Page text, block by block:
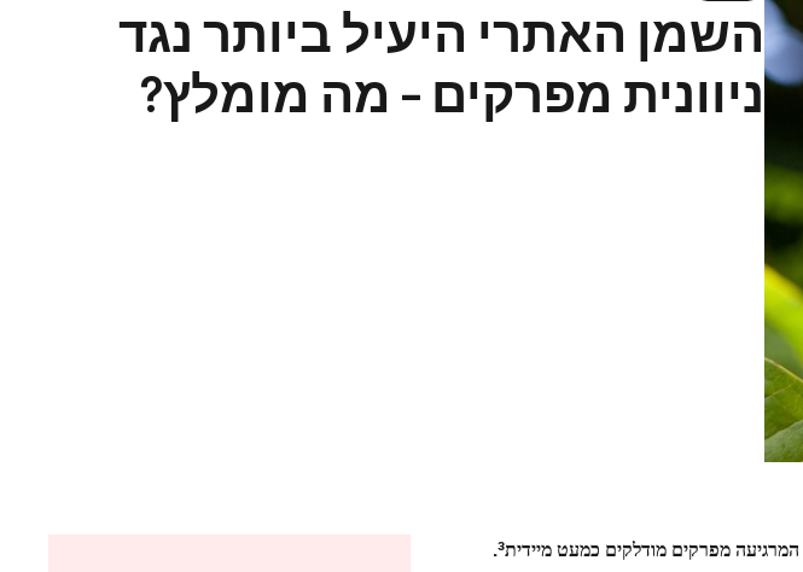
השמן האתרי היעיל ביותר נגד
ניוונית מפרקים – מה מומלץ?
המרגיעה מפרקים מודלקים כמעט מיידית³.